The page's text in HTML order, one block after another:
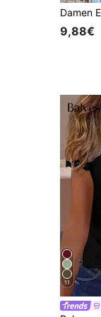
9,88€
11